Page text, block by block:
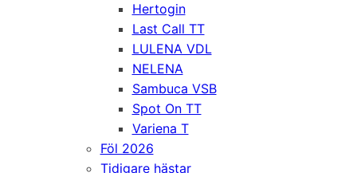
Hertogin
Last Call TT
LULENA VDL
NELENA
Sambuca VSB
Spot On TT
Variena T
Föl 2026
Tidigare hästar